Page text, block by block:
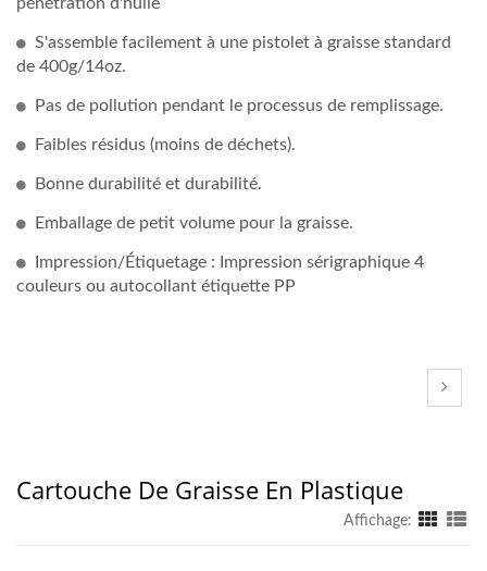
S'assemble facilement à une pistolet à graisse standard
de 400g/14oz.
Pas de pollution pendant le processus de remplissage.
Faibles résidus (moins de déchets).
Bonne durabilité et durabilité.
Emballage de petit volume pour la graisse.
Impression/Étiquetage : Impression sérigraphique 4
couleurs ou autocollant étiquette PP
Cartouche De Graisse En Plastique
Affichage: